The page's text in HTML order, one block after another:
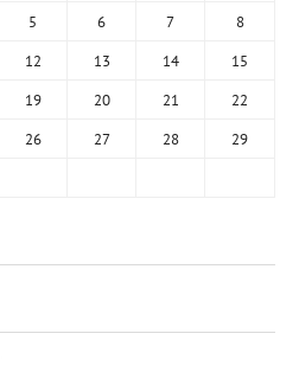
5 6 7 8
12 13 14 15
19 20 21 22
26 27 28 29